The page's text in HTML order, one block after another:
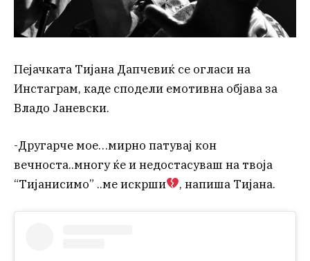
Пејачката Тијана Дапчевиќ се огласи на
Инстаграм, каде сподели емотивна објава за
Владо Јаневски.
-Другарче мое…мирно патувај кон
вечноста..многу ќе и недостасуваш на твоја
“Тијанисимо” ..ме искрши
, напиша Тијана.